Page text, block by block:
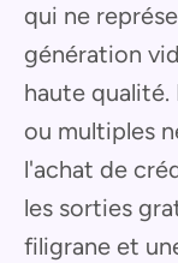
qui ne
génération
haute qualité.
ou multiples
l'achat de
les sorties
filigrane et